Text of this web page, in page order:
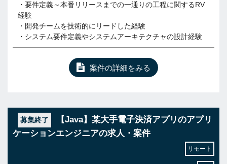
・要件定義～本番リリースまでの一通りの工程に関するRV
経験
・開発チームを技術的にリードした経験
・システム要件定義やシステムアーキテクチャの設計経験
案件の詳細をみる
募集終了
【Java】某大手電子決済アプリのアプリ
ケーションエンジニアの求人・案件
リモート